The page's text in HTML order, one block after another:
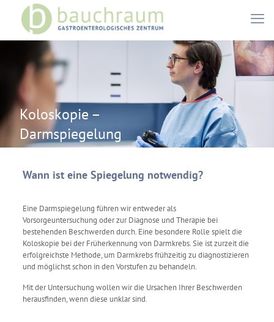
Koloskopie –
Darmspiegelung
Wann ist eine Spiegelung notwendig?
Eine Darmspiegelung führen wir entweder als
Vorsorgeuntersuchung oder zur Diagnose und Therapie bei
bestehenden Beschwerden durch. Eine besondere Rolle spielt die
Koloskopie bei der Früherkennung von Darmkrebs. Sie ist zurzeit die
erfolgreichste Methode, um Darmkrebs frühzeitig zu diagnostizieren
und möglichst schon in den Vorstufen zu behandeln.
Mit der Untersuchung wollen wir die Ursachen Ihrer Beschwerden
herausfinden, wenn diese unklar sind.